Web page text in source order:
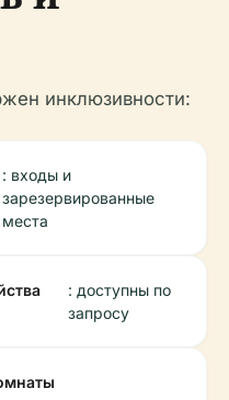
инклюзивности:
: входы и
зарезервированные
места
: доступны по
запросу